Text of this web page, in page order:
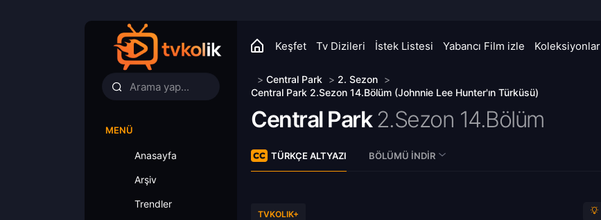
Keşfet Tv Dizileri İstek Listesi Yabancı Film izle Koleksiyonlar
MENÜ
Anasayfa
Arşiv
Trendler
> Central Park > 2. Sezon >
Central Park 2.Sezon 14.Bölüm (Johnnie Lee Hunter'ın Türküsü)
Central Park 2.Sezon 14.Bölüm
TÜRKÇE ALTYAZI BÖLÜMÜ İNDIR
TVKOLIK+